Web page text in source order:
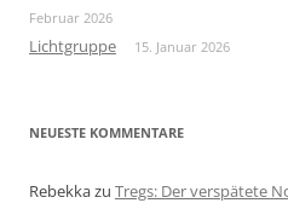
Februar 2026
Lichtgruppe 15. Januar 2026
NEUESTE KOMMENTARE
Rebekkazu Tregs: Der verspätete